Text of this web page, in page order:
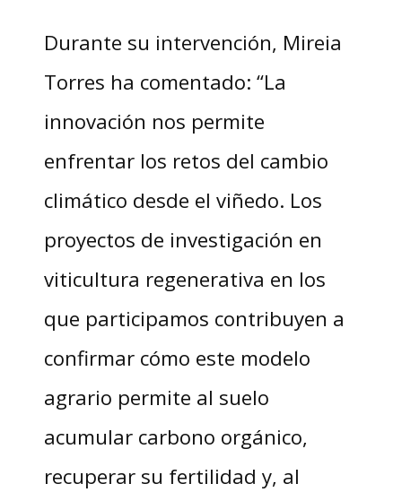
Durante su intervención, Mireia
Torres ha comentado: “La
innovación nos permite
enfrentar los retos del cambio
climático desde el viñedo. Los
proyectos de investigación en
viticultura regenerativa en los
que participamos contribuyen a
confirmar cómo este modelo
agrario permite al suelo
acumular carbono orgánico,
recuperar su fertilidad y, al